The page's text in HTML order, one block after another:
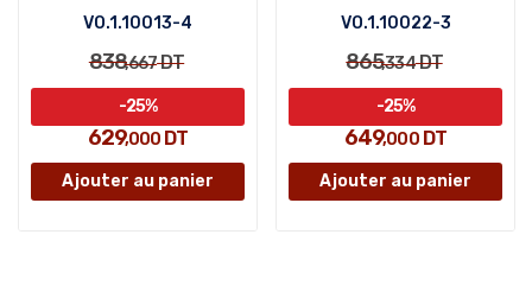
VO.1.10013-4
838,667DT
629,000 DT
-25%
Ajouter au panier
VO.1.10022-3
865,334DT
649,000DT
-25%
Ajouter au panier